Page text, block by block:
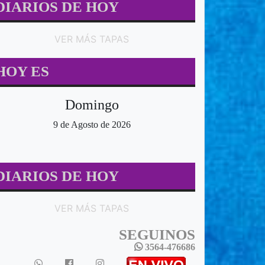
DE HOY
VER MÁS TAPAS
ES
Domingo
9 de Agosto de 2026
DE HOY
VER MÁS TAPAS
SEGUINOS
3564-476686